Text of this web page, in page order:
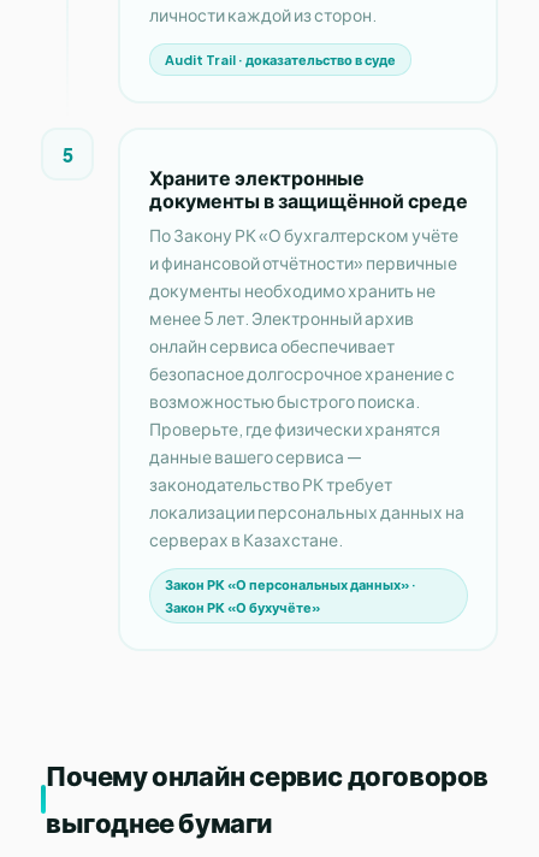
личности каждой из сторон.
Audit Trail · доказательство в суде
5
Храните электронные
документы в защищённой среде
По Закону РК «О бухгалтерском учёте
и финансовой отчётности» первичные
документы необходимо хранить не
менее 5 лет. Электронный архив
онлайн сервиса обеспечивает
безопасное долгосрочное хранение с
возможностью быстрого поиска.
Проверьте, где физически хранятся
данные вашего сервиса —
законодательство РК требует
локализации персональных данных на
серверах в Казахстане.
Закон РК «О персональных данных» ·
Закон РК «О бухучёте»
Почему онлайн сервис договоров
выгоднее бумаги